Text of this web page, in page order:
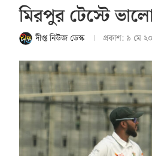
মিরপুর টেস্টে
দীপ্ত নিউজ ডেস্ক প্রকাশ: ৯ মে